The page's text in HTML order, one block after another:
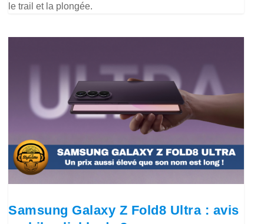
le trail et la plongée.
Samsung Galaxy Z Fold8 Ultra : avis